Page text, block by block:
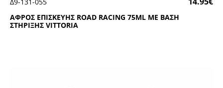
ΑΦΡΟΣ ΕΠΙΣΚΕΥΗΣ RΟΑD RΑCΙΝG 75ΜL ΜΕ ΒΑΣΗ
ΣΤΗΡΙΞΗΣ VΙΤΤΟRΙΑ
Δ9-131-055